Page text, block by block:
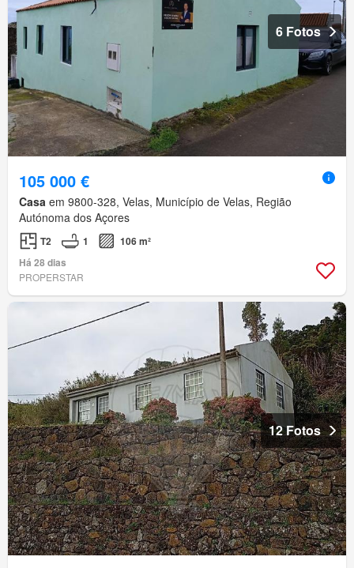
6 Fotos
105 000 €
Casa em 9800-328, Velas, Município de Velas, Região
Autónoma dos Açores
T2 1
106 m²
Há 28 dias
PROPERSTAR
12 Fotos